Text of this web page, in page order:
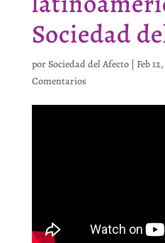
Sociedad
porSociedad del Afecto| Feb
Comentarios